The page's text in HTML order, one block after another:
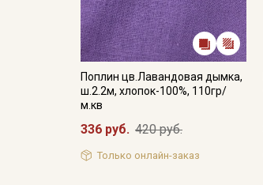
Поплин цв.Лавандовая дымка,
ш.2.2м, хлопок-100%, 110гр/
м.кв
336 руб. 420 руб.
Только онлайн-заказ